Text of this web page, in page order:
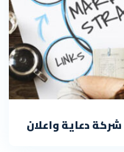
شركة دعاية واعلان